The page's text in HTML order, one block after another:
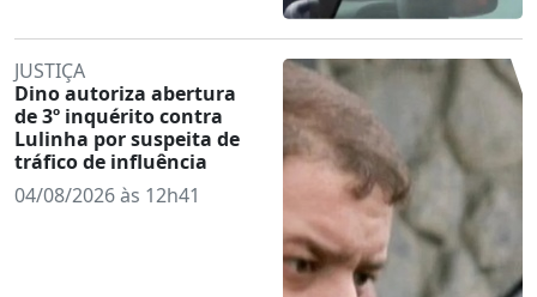
JUSTIÇA
Dino autoriza abertura
de 3º inquérito contra
Lulinha por suspeita de
tráfico de influência
04/08/2026 às 12h41